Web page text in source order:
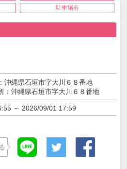
駐車場有
沖縄県石垣市字大川６８番地
：沖縄県石垣市字大川６８番地
～ 2026/09/01 17:59